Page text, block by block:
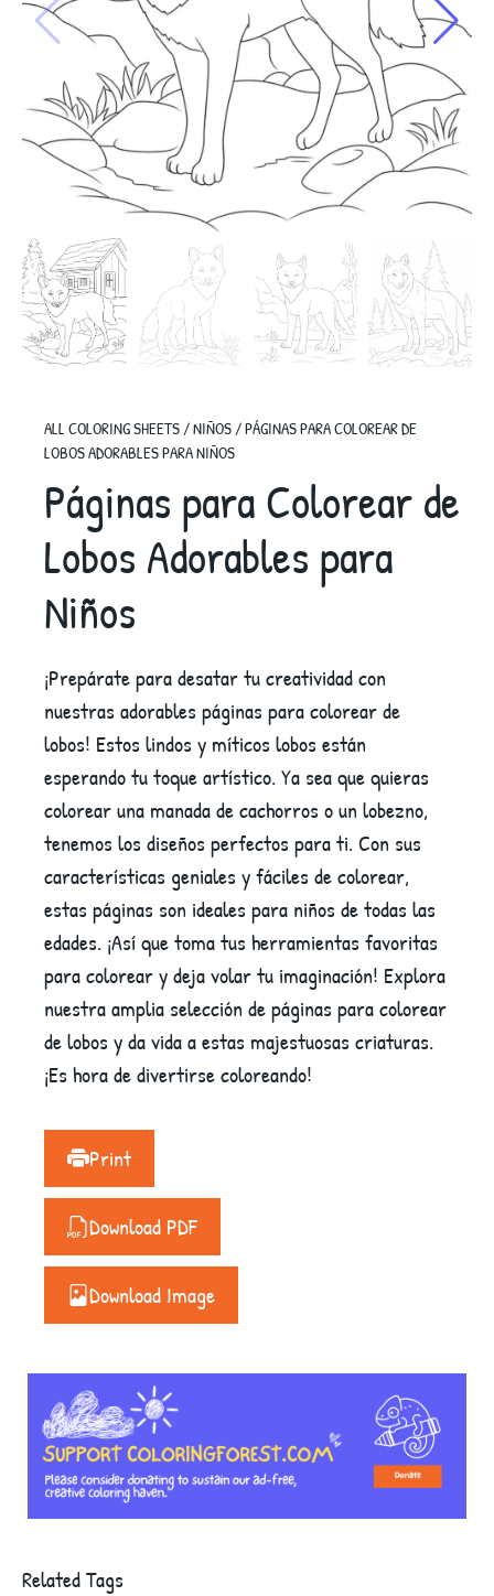
ALL COLORING SHEETS/NIÑOS/PÁGINAS PARA COLOREAR DE
LOBOS ADORABLES PARA NIÑOS
Páginas para Colorear de
Lobos Adorables para
Niños
¡Prepárate para desatar tu creatividad con
nuestras adorables páginas para colorear de
lobos! Estos lindos y míticos lobos están
esperando tu toque artístico. Ya sea que quieras
colorear una manada de cachorros o un lobezno,
tenemos los diseños perfectos para ti. Con sus
características geniales y fáciles de colorear,
estas páginas son ideales para niños de todas las
edades. ¡Así que toma tus herramientas favoritas
para colorear y deja volar tu imaginación! Explora
nuestra amplia selección de páginas para colorear
de lobos y da vida a estas majestuosas criaturas.
¡Es hora de divertirse coloreando!
Print
Download PDF
Download Image
Related Tags